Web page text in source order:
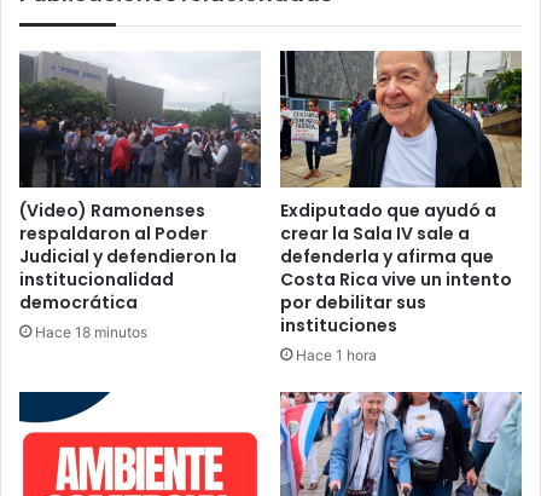
(Video) Ramonenses
respaldaron al Poder
Judicial y defendieron la
institucionalidad
democrática
Hace 18 minutos
Exdiputado que ayudó a
crear la Sala IV sale a
defenderla y afirma que
Costa Rica vive un intento
por debilitar sus
instituciones
Hace 1 hora